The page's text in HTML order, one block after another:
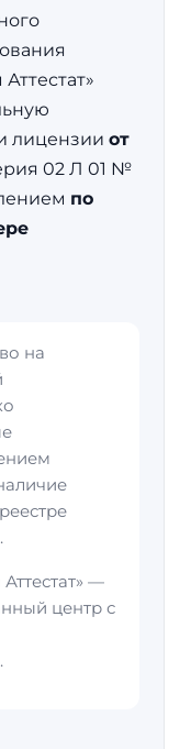
лицензии от
02 Л 01 №
по
на
—
центр с